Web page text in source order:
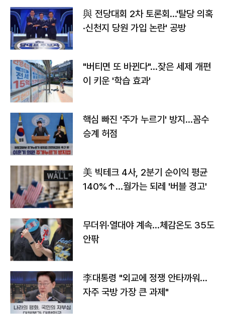
與 전당대회 2차 토론회…'탈당 의혹
·신천지 당원 가입 논란' 공방
"버티면 또 바뀐다"…잦은 세제 개편
이 키운 '학습 효과'
핵심 빠진 '주가 누르기' 방지…꼼수
승계 허점
美 빅테크 4사, 2분기 순이익 평균
140%↑…월가는 되레 '버블 경고'
무더위·열대야 계속…체감온도 35도
안팎
李대통령 "외교에 정쟁 안타까워…
자주 국방 가장 큰 과제"